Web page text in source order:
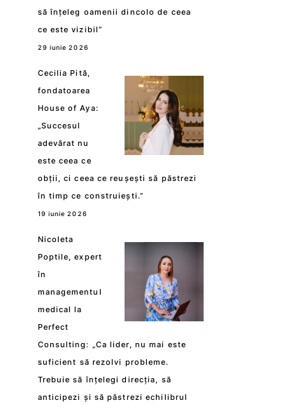
să înțeleg oamenii dincolo de ceea
ce este vizibil”
29 iunie 2026
Cecilia Pită,
fondatoarea
House of Aya:
„Succesul
adevărat nu
este ceea ce
obții, ci ceea ce reușești să păstrezi
în timp ce construiești.”
19 iunie 2026
Nicoleta
Poptile, expert
în
managementul
medical la
Perfect
Consulting: „Ca lider, nu mai este
suficient să rezolvi probleme.
Trebuie să înțelegi direcția, să
anticipezi și să păstrezi echilibrul